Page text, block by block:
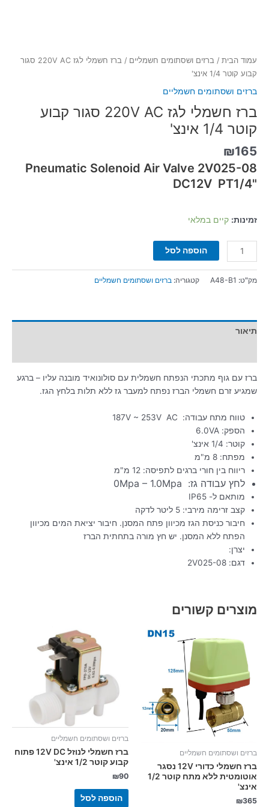
עמוד הבית / ברזים ושסתומים חשמליים
/ ברז חשמלי לגז 220V AC סגור
קבוע קוטר 1/4 אינצ'
ברזים ושסתומים חשמליים
ברז חשמלי לגז 220V AC סגור קבוע
קוטר 1/4 אינצ'
₪165
Pneumatic Solenoid Air Valve 2V025-08
DC12V PT1/4"
זמינות: קיים במלאי
הוספה לסל
מק"ט: A48-B1 קטגוריה: ברזים ושסתומים חשמליים
תיאור
ברז עם גוף מתכתי הנפתח חשמלית עם סולונואיד מובנה עליו – ברגע
שמגיע זרם חשמלי הברז נפתח למעבר גז ללא תלות בלחץ הגז.
טווח מתח עבודה: 187V ~ 253V AC
הספק: 6.0VA
קוטר: 1/4 אינצ'
מפתח: 8 מ"מ
ריווח בין חורי ברגים לתפיסה: 12 מ"מ
לחץ עבודה גז: 0Mpa – 1.0Mpa
מותאם ל- IP65
קצב זרימה מירבי: 5 ליטר לדקה
חיבור כניסת הגז מכיוון פתח המסנן. חיבור יציאת המים מכיוון
הפתח ללא המסנן. יש חץ מורה בתחתית הברז
יצרן:
דגם: 2V025-08
מוצרים קשורים
ברזים ושסתומים חשמליים
ברז חשמלי כדורי 12V נסגר
אוטומטית ללא מתח קוטר 1/2
אינצ'
₪365
ברזים ושסתומים חשמליים
ברז חשמלי לנוזל 12V DC פתוח
קבוע קוטר 1/2 אינצ'
₪90
הוספה לסל